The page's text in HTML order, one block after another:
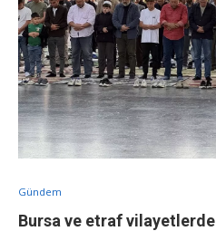
Gündem
Bursa ve etraf